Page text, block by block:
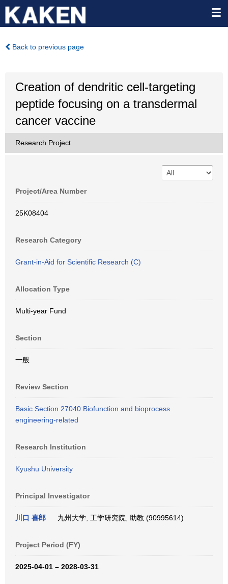
Back to previous page
Creation of dendritic cell-targeting
peptide focusing on a transdermal
cancer vaccine
Research Project
Project/Area Number
25K08404
Research Category
Grant-in-Aid for Scientific Research (C)
Allocation Type
Multi-year Fund
Section
一般
Review Section
Basic Section 27040:Biofunction and bioprocess
engineering-related
Research Institution
Kyushu University
Principal Investigator
川口 喜郎 九州大学, 工学研究院, 助教 (90995614)
Project Period (FY)
2025-04-01 – 2028-03-31